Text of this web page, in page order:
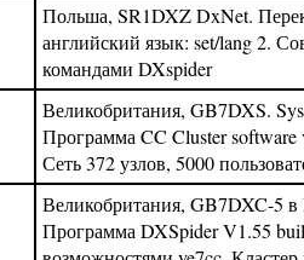
Польша, SR1DXZ DxNet.
английский язык: set/lang 2.
командами DXspider
Великобритания, GB7DXS.
Программа CC Cluster software
Сеть 372 узлов, 5000
Великобритания, GB7DXC-5 в
Программа DXSpider V1.55